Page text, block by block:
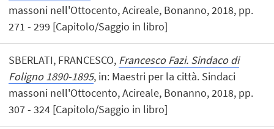
massoni nell'Ottocento, Acireale, Bonanno, 2018, pp.
271 - 299 [Capitolo/Saggio in libro]
SBERLATI, FRANCESCO, Francesco Fazi. Sindaco di
Foligno 1890-1895, in: Maestri per la città. Sindaci
massoni nell'Ottocento, Acireale, Bonanno, 2018, pp.
307 - 324 [Capitolo/Saggio in libro]